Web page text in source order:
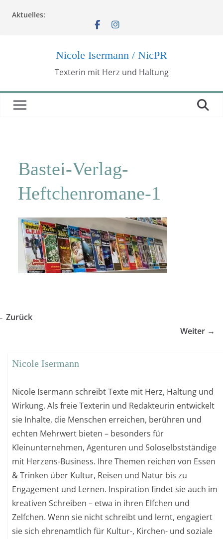
Inhalt
Aktuelles:
Nicole Isermann / NicPR
Texterin mit Herz und Haltung
Bastei-Verlag-
Heftchenromane-1
Zurück
Weiter →
Nicole Isermann
Nicole Isermann schreibt Texte mit Herz, Haltung und
Wirkung. Als freie Texterin und Redakteurin entwickelt
sie Inhalte, die Menschen erreichen, berühren und
echten Mehrwert bieten – besonders für
Kleinunternehmen, Agenturen und Soloselbstständige
mit Herzens-Business. Ihre Themen reichen von Essen
& Trinken über Kultur, Reisen und Natur bis zu
Engagement und Lernen. Inspiration findet sie auch im
kreativen Schreiben – etwa in ihren Elfchen und
Zelfchen. Wenn sie nicht schreibt und lernt, engagiert
sie sich ehrenamtlich für Kultur-, Kirchen- und soziale